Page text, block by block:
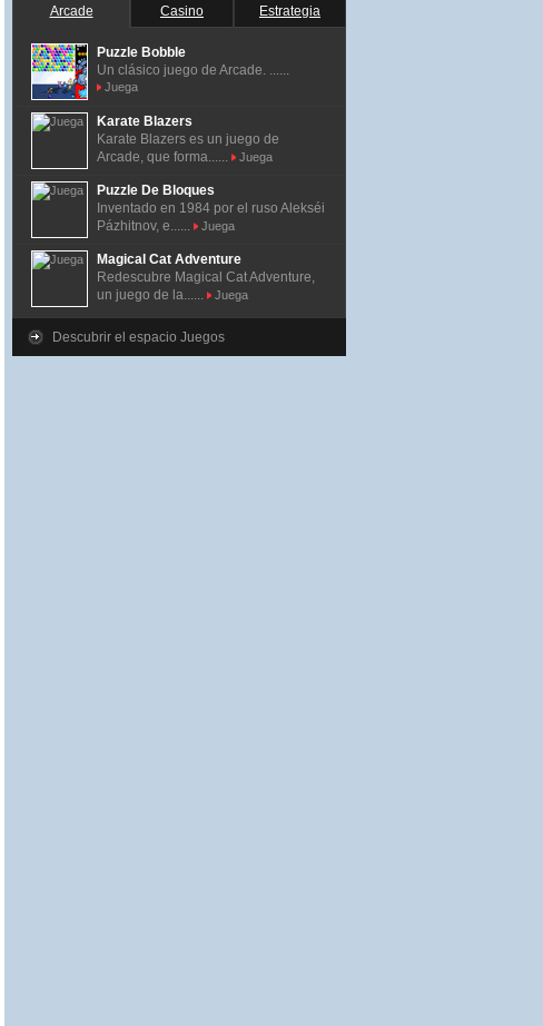
Arcade Casino Estrategia
Puzzle Bobble
Un clásico juego de Arcade. ......
Juega
Karate Blazers
Karate Blazers es un juego de
Arcade, que forma......
Juega
Puzzle De Bloques
Inventado en 1984 por el ruso Alekséi
Pázhitnov, e......
Juega
Magical Cat Adventure
Redescubre Magical Cat Adventure,
un juego de la......
Juega
Descubrir el espacio Juegos